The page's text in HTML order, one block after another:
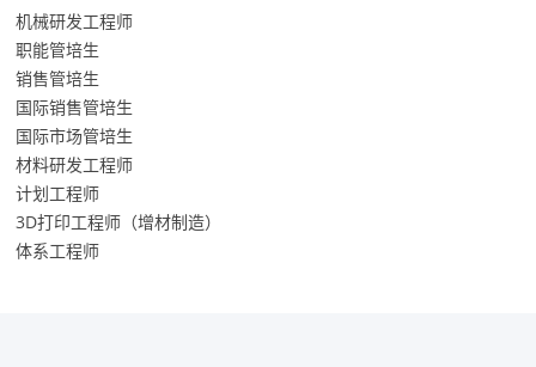
机械研发工程师
职能管培生
销售管培生
国际销售管培生
国际市场管培生
材料研发工程师
计划工程师
3D打印工程师（增材制造）
体系工程师